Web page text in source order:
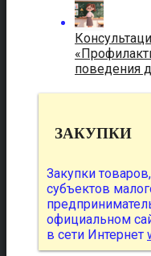
поведения
ЗАКУПКИ
Закупки
субъектов
официальном
в сети Интернет